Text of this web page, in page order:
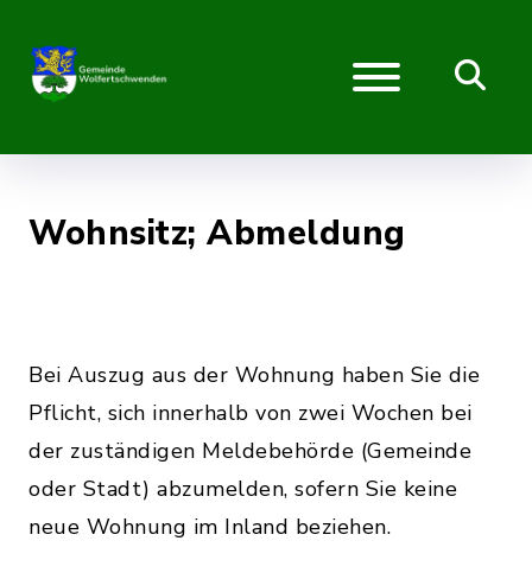
Wohnsitz; Abmeldung
Bei Auszug aus der Wohnung haben Sie die
Pflicht, sich innerhalb von zwei Wochen bei
der zuständigen Meldebehörde (Gemeinde
oder Stadt) abzumelden, sofern Sie keine
neue Wohnung im Inland beziehen.